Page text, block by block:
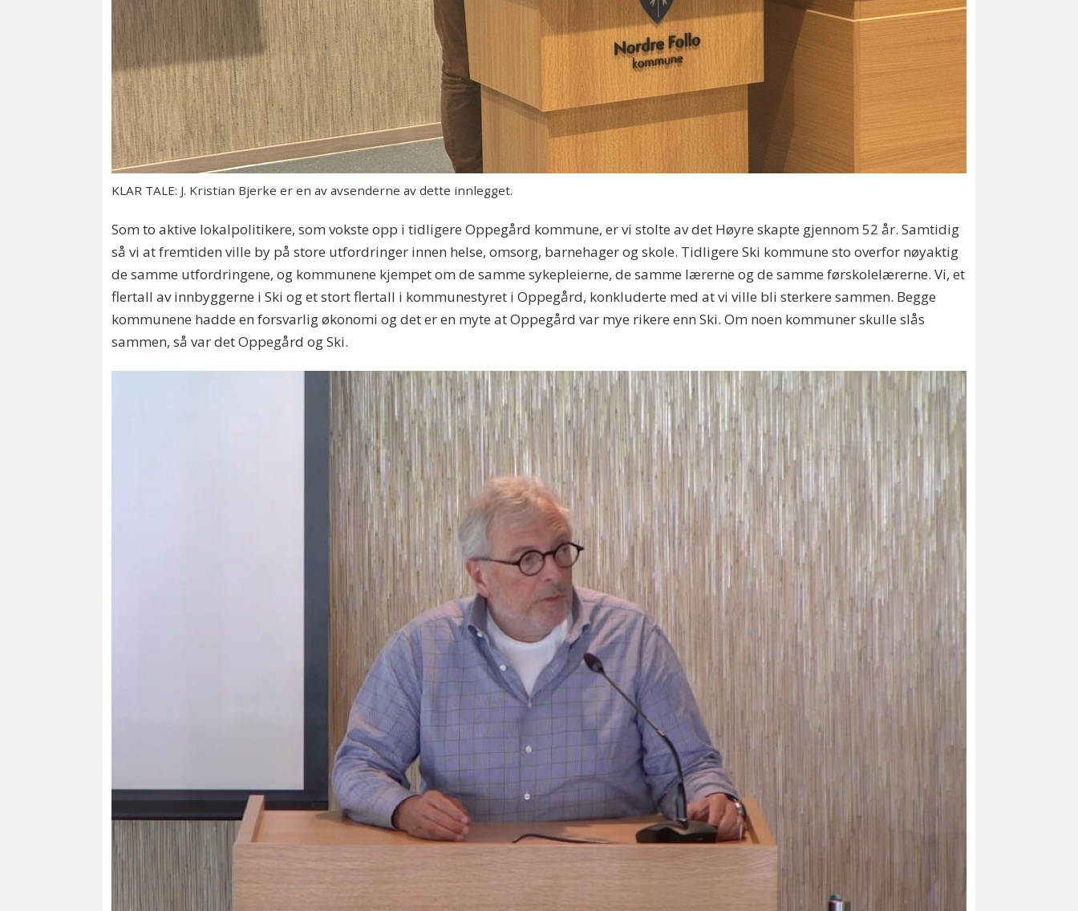
KLAR TALE: J. Kristian Bjerke er en av avsenderne av dette innlegget.
Som to aktive lokalpolitikere, som vokste opp i tidligere Oppegård kommune, er vi stolte av det Høyre skapte gjennom 52 år. Samtidig
så vi at fremtiden ville by på store utfordringer innen helse, omsorg, barnehager og skole. Tidligere Ski kommune sto overfor nøyaktig
de samme utfordringene, og kommunene kjempet om de samme sykepleierne, de samme lærerne og de samme førskolelærerne. Vi, et
flertall av innbyggerne i Ski og et stort flertall i kommunestyret i Oppegård, konkluderte med at vi ville bli sterkere sammen. Begge
kommunene hadde en forsvarlig økonomi og det er en myte at Oppegård var mye rikere enn Ski. Om noen kommuner skulle slås
sammen, så var det Oppegård og Ski.